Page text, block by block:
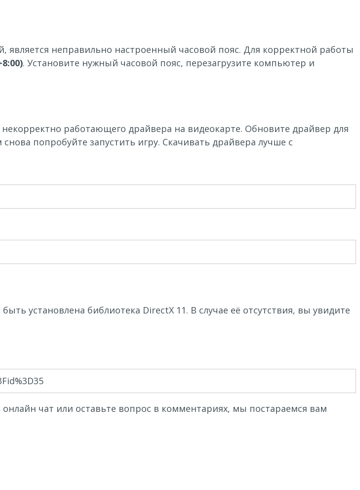
неправильно настроенный часовой пояс. Для корректной работы
. Установите нужный часовой пояс, перезагрузите компьютер и
работающего драйвера на видеокарте. Обновите драйвер для
попробуйте запустить игру. Скачивать драйвера лучше с
установлена библиотека DirectX 11. В случае её отсутствия, вы увидите
чат или оставьте вопрос в комментариях, мы постараемся вам